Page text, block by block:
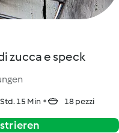
zucca e speck
15 Min 18 pezzi